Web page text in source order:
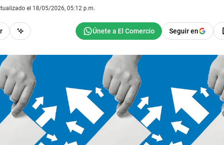
el 18/05/2026, 05:12 p.m.
Seguir en